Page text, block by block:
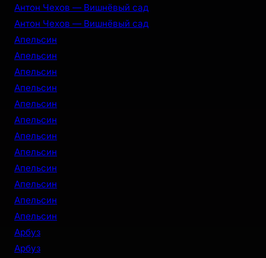
Антон Чехов — Вишнёвый сад
Антон Чехов — Вишнёвый сад
Апельсин
Апельсин
Апельсин
Апельсин
Апельсин
Апельсин
Апельсин
Апельсин
Апельсин
Апельсин
Апельсин
Апельсин
Арбуз
Арбуз